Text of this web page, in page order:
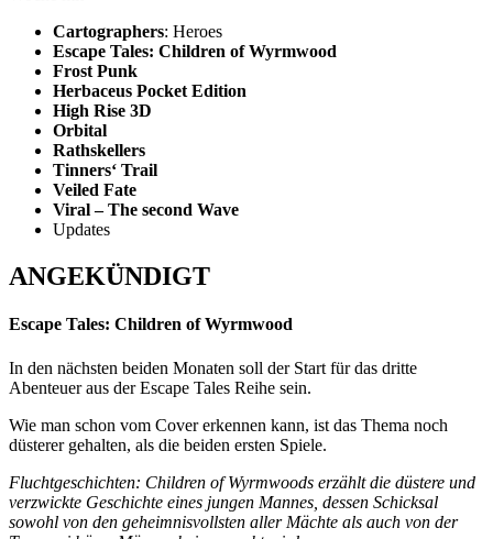
Cartographers: Heroes
Escape Tales: Children of Wyrmwood
Frost Punk
Herbaceus Pocket Edition
High Rise 3D
Orbital
Rathskellers
Tinners‘ Trail
Veiled Fate
Viral – The second Wave
Updates
ANGEKÜNDIGT
Escape Tales: Children of Wyrmwood
In den nächsten beiden Monaten soll der Start für das dritte
Abenteuer aus der Escape Tales Reihe sein.
Wie man schon vom Cover erkennen kann, ist das Thema noch
düsterer gehalten, als die beiden ersten Spiele.
Fluchtgeschichten: Children of Wyrmwoods erzählt die düstere und
verzwickte Geschichte eines jungen Mannes, dessen Schicksal
sowohl von den geheimnisvollsten aller Mächte als auch von der